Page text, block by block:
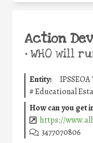
Action
•WHO will
Entity:
#Educational
How can you get
https://
3477070806